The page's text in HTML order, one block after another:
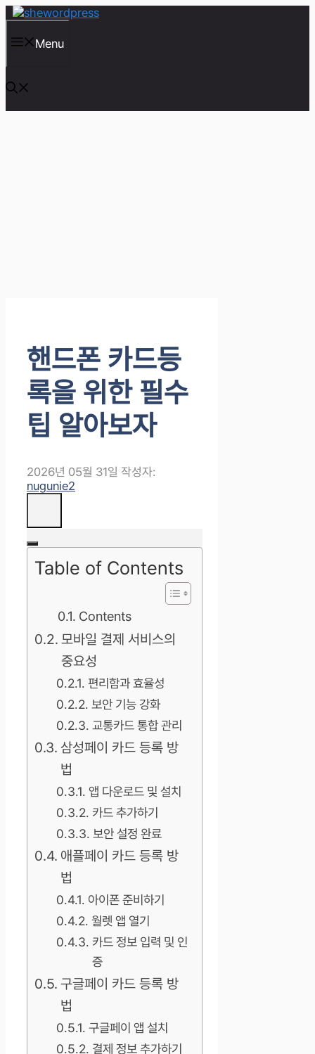
컨
츠
건
너
뛰
기
Menu
핸드폰 카드등
록을 위한 필수
팁 알아보자
2026년 05월 31일 작성자:
nugunie2
Table of Contents
Contents
모바일 결제 서비스의
중요성
편리함과 효율성
보안 기능 강화
교통카드 통합 관리
삼성페이 카드 등록 방
법
앱 다운로드 및 설치
카드 추가하기
보안 설정 완료
애플페이 카드 등록 방
법
아이폰 준비하기
월렛 앱 열기
카드 정보 입력 및 인
증
구글페이 카드 등록 방
법
구글페이 앱 설치
결제 정보 추가하기